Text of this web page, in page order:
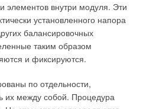
элементов внутри модуля. Эти
установленного напора
балансировочных
таким образом
и фиксируются.
по отдельности,
их между собой. Процедура